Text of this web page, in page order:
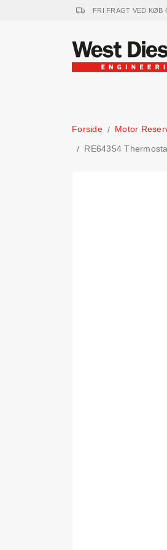
FRI FRAGT VED KØB
Forside Motor
RE64354